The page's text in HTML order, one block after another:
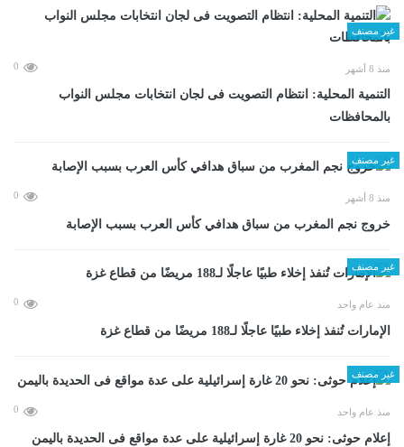
غير مصنف
منذ 8 أشهر 0
التنمية المحلية: انتظام التصويت فى لجان انتخابات مجلس النواب
بالمحافظات
غير مصنف
منذ 8 أشهر 0
خروج نجم المغرب من سباق هدافي كأس العرب بسبب الإصابة
غير مصنف
منذ عام واحد 0
الإمارات تُنفذ إخلاء طبيًا عاجلًا لـ188 مريضًا من قطاع غزة
غير مصنف
منذ عام واحد 0
إعلام حوثى: نحو 20 غارة إسرائيلية على عدة مواقع فى الحديدة باليمن